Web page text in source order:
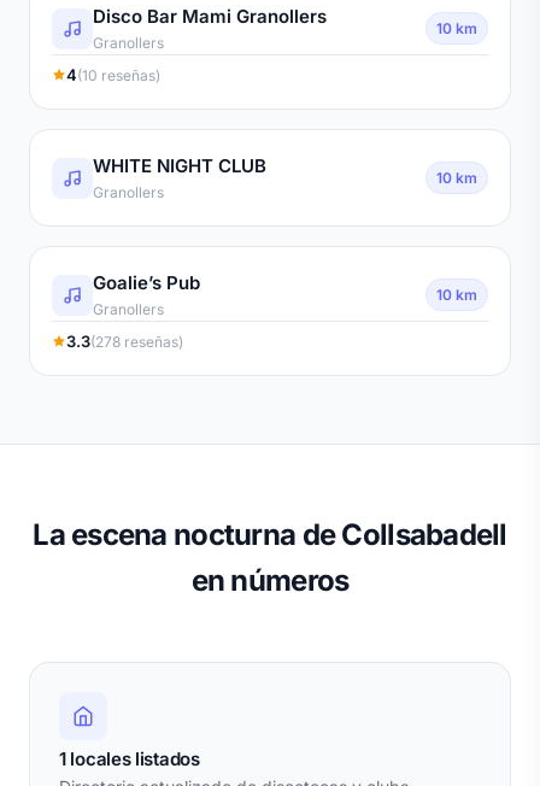
Disco Bar Mami Granollers
Granollers
10 km
4(10 reseñas)
WHITE NIGHT CLUB
Granollers
10 km
Goalie’s Pub
Granollers
10 km
3.3(278 reseñas)
La escena nocturna de Collsabadell
en números
1 locales listados